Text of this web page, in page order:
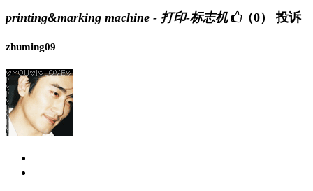
printing&marking machine - 打印-标志机 （0） 投诉
zhuming09